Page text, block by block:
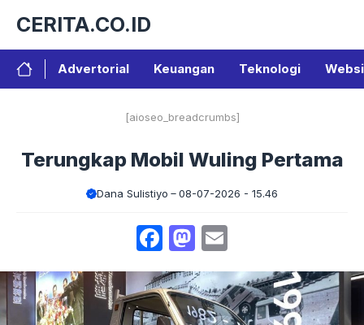
isi
CERITA.CO.ID
Advertorial Keuangan Teknologi
[aioseo_breadcrumbs]
Terungkap Mobil Wuling Pertama
Dana Sulistiyo 08-07-2026 - 15.46
Facebook
Mastodon